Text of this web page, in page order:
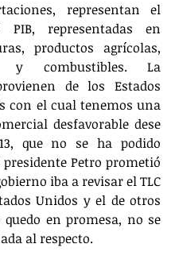
representan el
PIB, representadas en
productos agrícolas,
y combustibles. La
de los Estados
con el cual tenemos una
desfavorable dese
que no se ha podido
Petro prometió
iba a revisar el TLC
Unidos y el de otros
quedo en promesa, no se
al respecto.